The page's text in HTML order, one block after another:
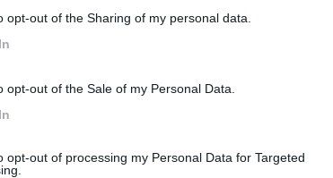
opt-out of the Sharing of my personal data.
opt-out of the Sale of my Personal Data.
opt-out of processing my Personal Data for Targeted
FACILMENTE CON LA METRO....
12-23-E. 150 POSTI CON CARICO-SCARICO-
LONTANO.
BERLINO SPANDAU
ELETTRICITA'-WC-BARBECUE-GIOCHI
www.marina-lanke.deBERLINO-TEGEL
16,00 EURO TUTTO INCLUSO. IL SUPERMERCATO
IN ERNSTRASSE GPS 52°-34-57-N. - 13°-17-23-E.